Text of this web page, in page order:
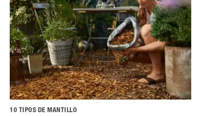
10 TIPOS DE MANTILLO